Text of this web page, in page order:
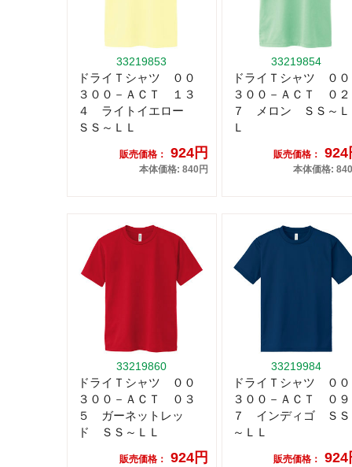
33219853
ドライＴシャツ ００
３００－ＡＣＴ １３
４ ライトイエロー
ＳＳ～ＬＬ
販売価格： 924円
本体価格: 840円
33219854
ドライＴシャツ ００
３００－ＡＣＴ ０２
７ メロン ＳＳ～Ｌ
Ｌ
販売価格： 924
本体価格:
33219860
ドライＴシャツ ００
３００－ＡＣＴ ０３
５ ガーネットレッ
ド ＳＳ～ＬＬ
販売価格： 924円
33219984
ドライＴシャツ ００
３００－ＡＣＴ ０９
７ インディゴ ＳＳ
～ＬＬ
販売価格： 924